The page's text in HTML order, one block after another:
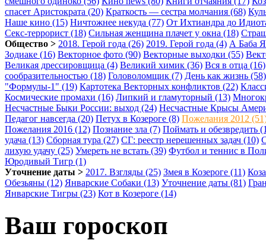
спасет Аристократа (20) Краткость — сестра молчания (68)
Наше кино (15) Ничтожнее некуда (77) От Ихтиандра до
Секс-террорист (18) Сильная женщина плачет у окна (18)
Общество > 2018. Герой года (26) 2019. Герой года (4) А Баба
Зодиаке (16) Векторное фото (90) Векторные выходки (55)
Великая дрессировщица (4) Великий химик (36) Вся в отца (16)
сообразительностью (18) Головоломщик (7) День как жизнь (58)
"Формулы-1" (19) Картотека Векторных конфликтов (22)
Космические промахи (16) Липкий и гламуторный (13)
Несчастные Быки России: выход (24) Несчастные Крысы
Педагог навсегда (20) Петух в Козероге (8) Пожелания 2012
Пожелания 2016 (12) Познание зла (7) Поймать и обезвредить
удача (13) Сборная тура (27) СГ: реестр нерешенных задач (10)
лихую удачу (25) Умереть не встать (39) Футбол и теннис в
Юродивый Тигр (1)
Уточнение даты > 2017. Взгляды (25) Змея в Козероге (11)
Обезьяны (12) Январские Собаки (13) Уточнение даты (81)
Январские Тигры (23) Кот в Козероге (14)
Ваш гороскоп